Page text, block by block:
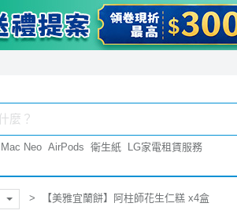
Mac Neo AirPods 衛生紙 LG家電租賃服務
【美雅宜蘭餅】阿柱師花生仁糕 x4盒